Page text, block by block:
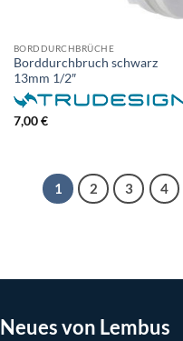
BORDDURCHBRÜCHE
Borddurchbruch schwarz
13mm 1/2″
7,00€
1 2 3 4
Neues von Lembus